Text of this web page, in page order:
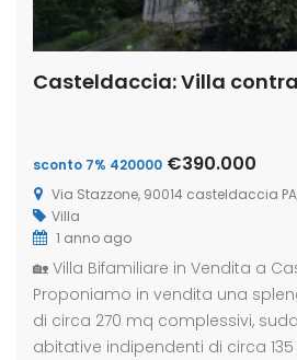
Casteldaccia: Villa
sconto 7% 420000 €390.000
Via Stazzone, 90014 casteldaccia
Villa
1 anno ago
🏡 Villa Bifamiliare in Vendita a
Proponiamo in vendita una
di circa 270 mq complessivi,
abitative indipendenti di circa